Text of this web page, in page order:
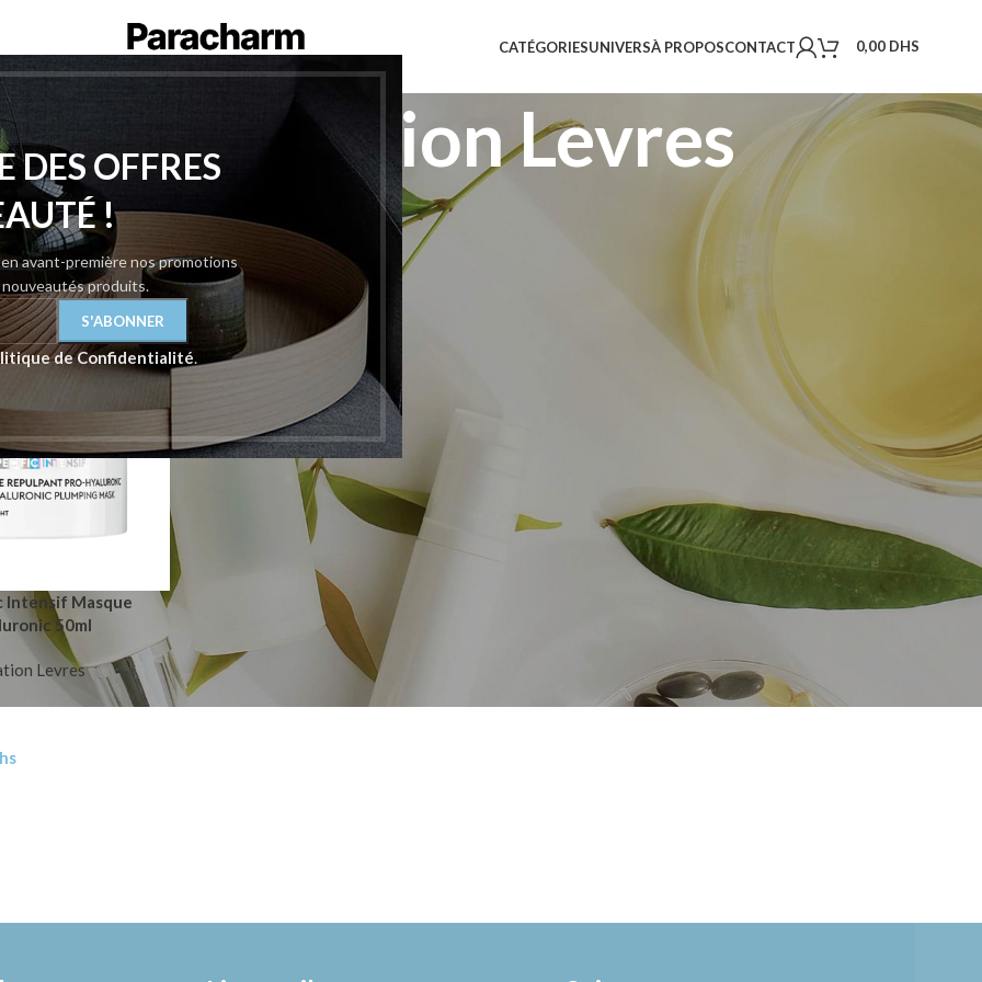
DES OFFRES
!
avant-première nos promotions
produits.
de Confidentialité.
CATÉGORIESUNIVERSÀ PROPOSCONTACT 0,00 DHS
& Hydratation Levres
& Exfoliants
Gommage & Hydratation Levres
18 24
-16%
Intensif Masque
50ml
Levres